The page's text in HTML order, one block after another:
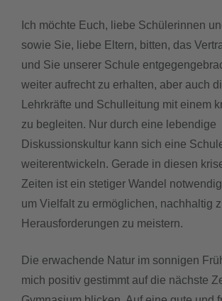
Ich möchte Euch, liebe Schülerinnen
sowie Sie, liebe Eltern, bitten, das
und Sie unserer Schule
weiter aufrecht zu erhalten, aber auch
Lehrkräfte und Schulleitung mit einem
zu begleiten. Nur durch eine lebendige
Diskussionskultur kann sich eine
weiterentwickeln. Gerade in diesen
Zeiten ist ein stetiger Wandel
um Vielfalt zu ermöglichen, nachhaltig
Herausforderungen zu meistern.
Die erwachende Natur im sonnigen
mich positiv gestimmt auf die nächste